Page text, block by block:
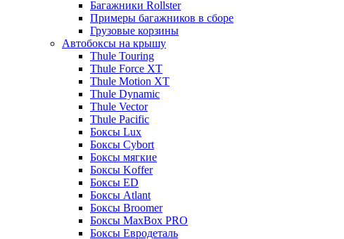
Багажники Rollster
Примеры багажников в сборе
Грузовые корзины
Автобоксы на крышу
Thule Touring
Thule Force XT
Thule Motion XT
Thule Dynamic
Thule Vector
Thule Pacific
Боксы Lux
Боксы Cybort
Боксы мягкие
Боксы Koffer
Боксы ED
Боксы Atlant
Боксы Broomer
Боксы MaxBox PRO
Боксы Евродеталь